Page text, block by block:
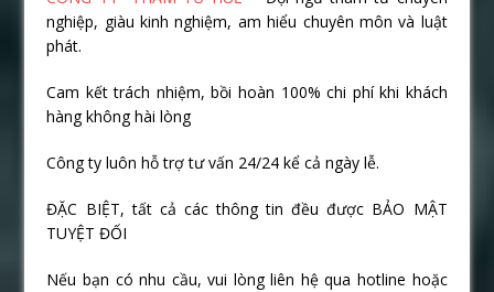
nghiệp, giàu kinh nghiệm, am hiểu chuyên môn và luật
phát.
Cam kết trách nhiệm, bồi hoàn 100% chi phí khi khách
hàng không hài lòng
Công ty luôn hỗ trợ tư vấn 24/24 kể cả ngày lễ.
ĐẶC BIỆT, tất cả các thông tin đều được BẢO MẬT
TUYỆT ĐỐI
Nếu bạn có nhu cầu, vui lòng liên hệ qua hotline hoặc